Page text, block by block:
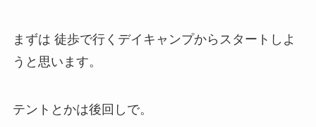
まずは 徒歩で行くデイキャンプからスタートしよ
うと思います。
テントとかは後回しで。